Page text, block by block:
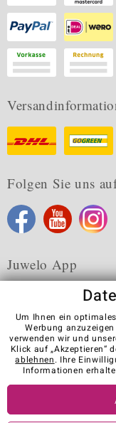
Folgen Sie uns
Juwelo App
Karriere AGB
Visit
Um Ihnen ein
Werbung
verwenden wir und
Klick auf „Akzeptieren“
ablehnen. Ihre
Informationen